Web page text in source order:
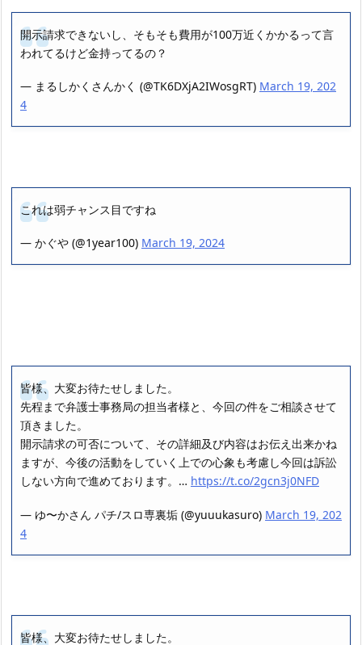
開示請求できないし、そもそも費用が100万近くかかるって言
われてるけど金持ってるの？
— まるしかくさんかく (@TK6DXjA2IWosgRT) March 19, 202
4
これは弱チャンス目ですね
— かぐや (@1year100) March 19, 2024
皆様、大変お待たせしました。
先程まで弁護士事務局の担当者様と、今回の件をご相談させて
頂きました。
開示請求の可否について、その詳細及び内容はお伝え出来かね
ますが、今後の活動をしていく上での心象も考慮し今回は訴訟
しない方向で進めております。… https://t.co/2gcn3j0NFD
— ゆ〜かさん パチ/スロ専裏垢 (@yuuukasuro) March 19, 202
4
皆様、大変お待たせしました。